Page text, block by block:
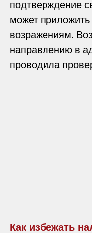
подтверждение
может
возражениям.
направлению в
проводила
Как избежать